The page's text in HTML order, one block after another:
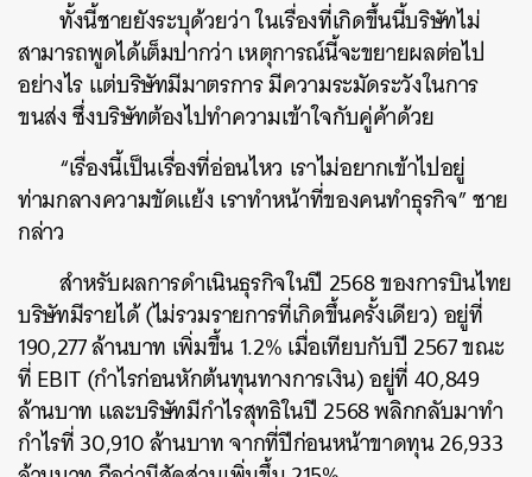
ทั้งนี้ชายยังระบุด้วยว่า ในเรื่องที่เกิดขึ้นนี้บริษัทไม่
สามารถพูดได้เต็มปากว่า เหตุการณ์นี้จะขยายผลต่อไป
อย่างไร แต่บริษัทมีมาตรการ มีความระมัดระวังในการ
ขนส่ง ซึ่งบริษัทต้องไปทำความเข้าใจกับคู่ค้าด้วย
“เรื่องนี้เป็นเรื่องที่อ่อนไหว เราไม่อยากเข้าไปอยู่
ท่ามกลางความขัดแย้ง เราทำหน้าที่ของคนทำธุรกิจ” ชาย
กล่าว
สำหรับผลการดำเนินธุรกิจในปี 2568 ของการบินไทย
บริษัทมีรายได้ (ไม่รวมรายการที่เกิดขึ้นครั้งเดียว) อยู่ที่
190,277 ล้านบาท เพิ่มขึ้น 1.2% เมื่อเทียบกับปี 2567 ขณะ
ที่ EBIT (กำไรก่อนหักต้นทุนทางการเงิน) อยู่ที่ 40,849
ล้านบาท และบริษัทมีกำไรสุทธิในปี 2568 พลิกกลับมาทำ
กำไรที่ 30,910 ล้านบาท จากที่ปีก่อนหน้าขาดทุน 26,933